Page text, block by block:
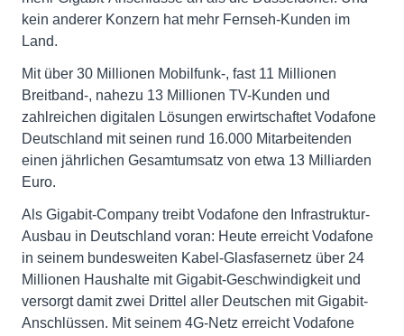
kein anderer Konzern hat mehr Fernseh-Kunden im
Land.
Mit über 30 Millionen Mobilfunk-, fast 11 Millionen
Breitband-, nahezu 13 Millionen TV-Kunden und
zahlreichen digitalen Lösungen erwirtschaftet Vodafone
Deutschland mit seinen rund 16.000 Mitarbeitenden
einen jährlichen Gesamtumsatz von etwa 13 Milliarden
Euro.
Als Gigabit-Company treibt Vodafone den Infrastruktur-
Ausbau in Deutschland voran: Heute erreicht Vodafone
in seinem bundesweiten Kabel-Glasfasernetz über 24
Millionen Haushalte mit Gigabit-Geschwindigkeit und
versorgt damit zwei Drittel aller Deutschen mit Gigabit-
Anschlüssen. Mit seinem 4G-Netz erreicht Vodafone